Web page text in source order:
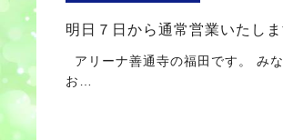
明日７日から通常営業いたしま
アリーナ善通寺の福田です。 み
お…